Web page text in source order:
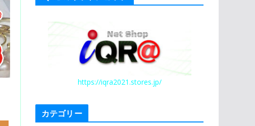
https://iqra2021.stores.jp/
カテゴリー